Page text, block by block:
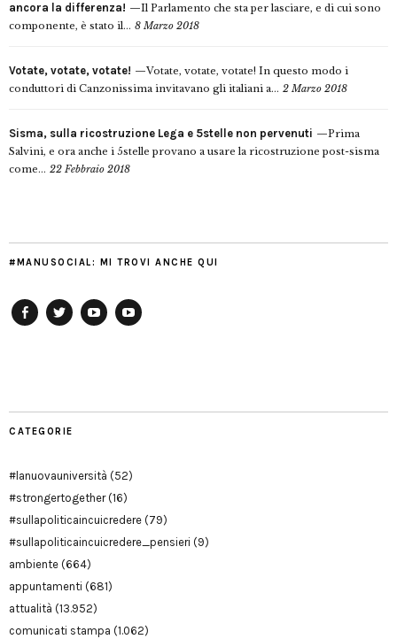
ancora la differenza!
Il Parlamento che sta per lasciare, e di cui sono
componente, è stato il... 8 Marzo 2018
Votate, votate, votate!
Votate, votate, votate! In questo modo i
conduttori di Canzonissima invitavano gli italiani a... 2 Marzo 2018
Sisma, sulla ricostruzione Lega e 5stelle non pervenuti
Prima
Salvini, e ora anche i 5stelle provano a usare la ricostruzione post-sisma
come... 22 Febbraio 2018
#MANUSOCIAL: MI TROVI ANCHE QUI
CATEGORIE
#lanuovauniversità (52)
#strongertogether(16)
#sullapoliticaincuicredere (79)
#sullapoliticaincuicredere_pensieri (9)
ambiente (664)
appuntamenti (681)
attualità (13.952)
comunicati stampa (1.062)